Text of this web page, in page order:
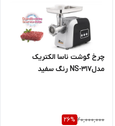
چرخ گوشت ناسا الکتریک
مدلNS-317 رنگ سفید
20,000,000
26%